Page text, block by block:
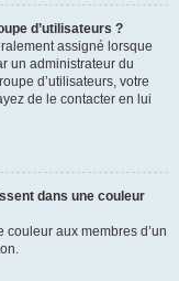
d’utilisateurs ?
assigné lorsque
un administrateur du
d’utilisateurs, votre
de le contacter en lui
dans une couleur
aux membres d’un